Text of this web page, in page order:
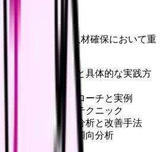
制作は、優秀な人材確保において重
。
る重要成功要因と具体的な実践方
用動画制作アプローチと実例
せる最新の制作テクニック
るためのデータ分析と改善手法
レンドと世代別傾向分析